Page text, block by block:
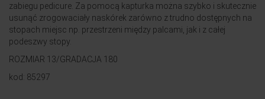
zabiegu pedicure. Za pomocą kapturka można szybko i skutecznie
usunąć zrogowaciały naskórek zarówno z trudno dostępnych na
stopach miejsc np. przestrzeni między palcami, jak i z całej
podeszwy stopy.
ROZMIAR 13/GRADACJA 180
kod: 85297